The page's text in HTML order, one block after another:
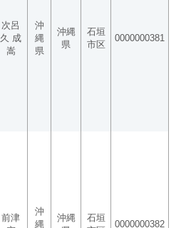
次呂
久 成
嵩
沖
縄
県
沖縄
県
石垣
市区
0000000381
前津
沖
縄
沖縄
石垣
0000000382